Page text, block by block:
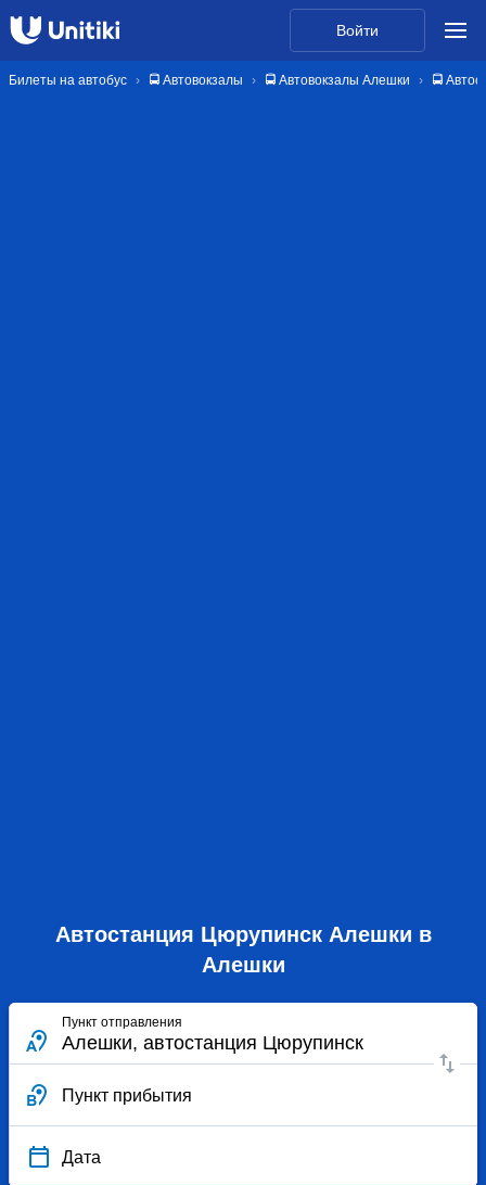
Войти
Билеты на автобус 🚍 Автовокзалы 🚍 Автовокзалы Алешки 🚍
Автостанция Цюрупинск Алешки в
Алешки
Пункт отправления
Пункт прибытия
Дата